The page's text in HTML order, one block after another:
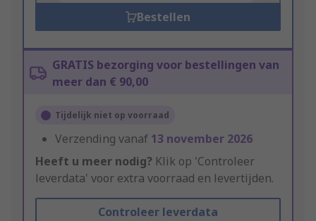
Bestellen
GRATIS bezorging voor bestellingen van
meer dan € 90,00
Tijdelijk niet op voorraad
Verzending vanaf 13 november 2026
Heeft u meer nodig? Klik op 'Controleer
leverdata' voor extra voorraad en levertijden.
Controleer leverdata